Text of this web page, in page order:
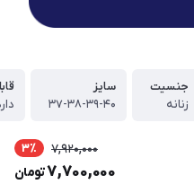
جنسیت
زنانه
سایز
۳۷-۳۸-۳۹-۴۰
7,920,000 3٪
7,700,000تومان